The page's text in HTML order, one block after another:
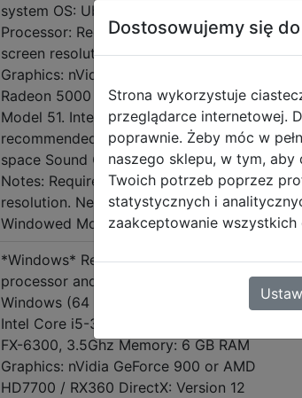
system OS: Ubuntu 16.04.3 LTS 64 bit
Processor: Requires a 1024x768
screen resolution. Memory: 4 GB RAM
Graphics: nVidia GeForce GT 600 or
Radeon 5000 and above. Shader
Model 51. Integrated GPUs not
recommended Storage: 1 GB available
space Sound Card: Any Additional
Notes: Requires a 1024 x 768 screen
resolution. Need to run the game in
Windowed Mode.
*Windows* Requires a 64-bit
processor and operating system OS:
Windows (64 bit only) 10 Processor:
Intel Core i5-3470, 3.20GHz or AMD
FX-6300, 3.5Ghz Memory: 6 GB RAM
Graphics: nVidia GeForce 900 or AMD
HD7700 / RX360 DirectX: Version 12
Dostosowujemy się
Strona wykorzystuje
przeglądarce internetowej.
poprawnie. Żeby móc w
naszego sklepu, w tym,
Twoich potrzeb poprzez
statystycznych i
zaakceptowanie wszystkich